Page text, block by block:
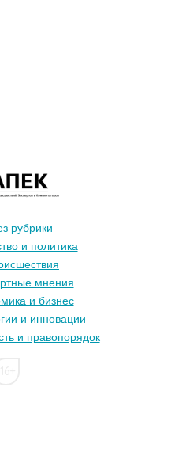
рубрики
и политика
мнения
и бизнес
и инновации
и правопорядок